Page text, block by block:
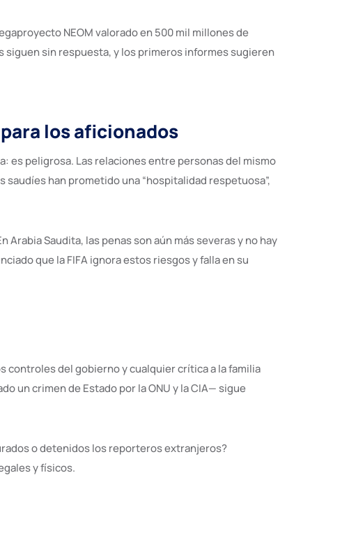
NEOM valorado en 500 mil millones de
sin respuesta, y los primeros informes sugieren
los aficionados
es peligrosa. Las relaciones entre personas del mismo
han prometido una “hospitalidad respetuosa”,
Saudita, las penas son aún más severas y no hay
que la FIFA ignora estos riesgos y falla en su
controles del gobierno y cualquier crítica a la familia
un crimen de Estado por la ONU y la CIA— sigue
o detenidos los reporteros extranjeros?
y físicos.